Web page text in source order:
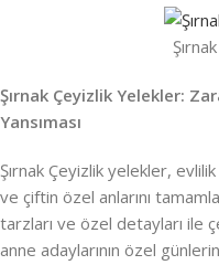
Şırnak Çeyizlik Yelekler:
Yansıması
Şırnak Çeyizlik yelekler, evlilik
ve çiftin özel anlarını
tarzları ve özel detayları ile
anne adaylarının özel